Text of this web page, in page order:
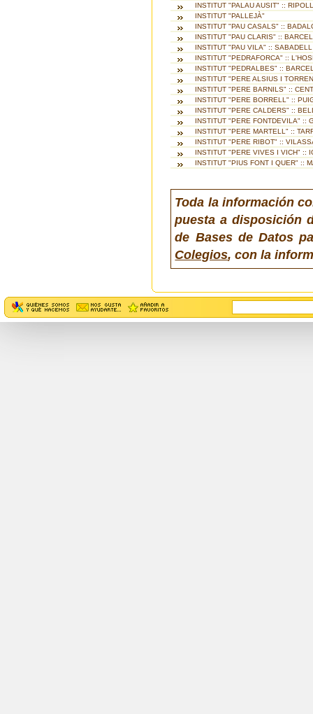
INSTITUT "PALAU AUSIT" ::
INSTITUT "PALLEJÀ"
INSTITUT "PAU CASALS" ::
INSTITUT "PAU CLARIS" ::
INSTITUT "PAU VILA" :: SABADELL
INSTITUT "PEDRAFORCA" ::
INSTITUT "PEDRALBES" ::
INSTITUT "PERE ALSIUS I
INSTITUT "PERE BARNILS" ::
INSTITUT "PERE BORRELL" ::
INSTITUT "PERE CALDERS" ::
INSTITUT "PERE FONTDEVILA" ::
INSTITUT "PERE MARTELL" ::
INSTITUT "PERE RIBOT" ::
INSTITUT "PERE VIVES I VICH" ::
INSTITUT "PIUS FONT I QUER" ::
Toda la información
puesta a disposición
de Bases de Datos
Colegios, con la